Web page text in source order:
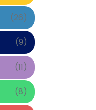
(26)
(9)
(11)
(8)